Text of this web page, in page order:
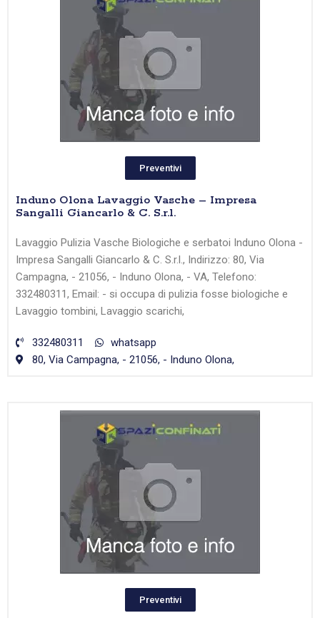
Preventivi
Induno Olona Lavaggio Vasche – Impresa
Sangalli Giancarlo & C. S.r.l.
Lavaggio Pulizia Vasche Biologiche e serbatoi Induno Olona -
Impresa Sangalli Giancarlo & C. S.r.l., Indirizzo: 80, Via
Campagna, - 21056, - Induno Olona, - VA, Telefono:
332480311, Email: - si occupa di pulizia fosse biologiche e
Lavaggio tombini, Lavaggio scarichi,
332480311
whatsapp
80, Via Campagna, - 21056, - Induno Olona,
Preventivi